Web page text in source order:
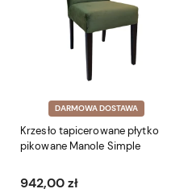
DARMOWA DOSTAWA
Krzesło tapicerowane płytko
pikowane Manole Simple
942,00 zł